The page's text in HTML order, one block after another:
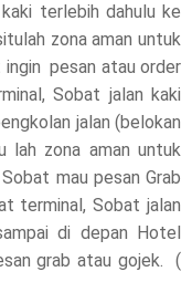
terlebih dahulu ke
zona aman untuk
ingin pesan atau order
Sobat jalan kaki
jalan (belokan
lah zona aman untuk
mau pesan Grab
terminal, Sobat jalan
di depan Hotel
grab atau gojek. (